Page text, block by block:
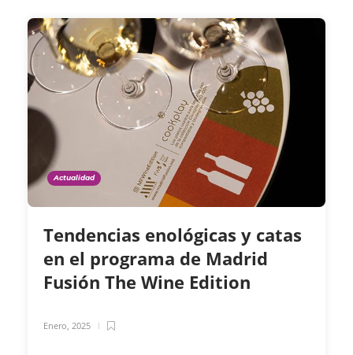
Actualidad
Tendencias enológicas y catas
en el programa de Madrid
Fusión The Wine Edition
Enero, 2025